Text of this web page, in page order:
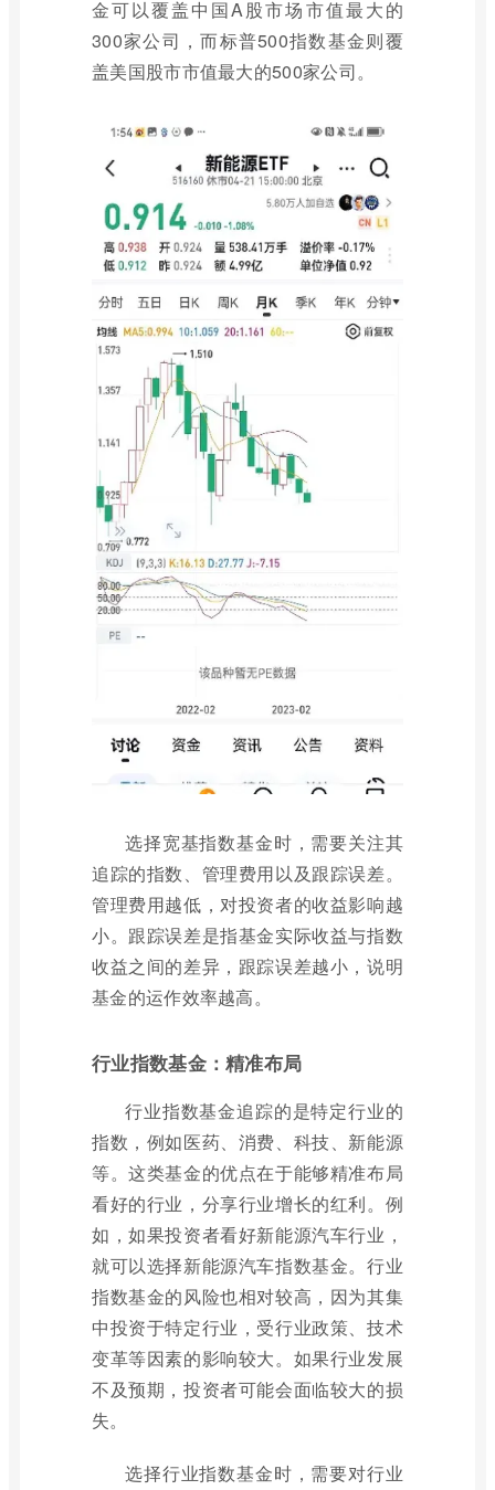
金可以覆盖中国A股市场市值最大的
300家公司，而标普500指数基金则覆
盖美国股市市值最大的500家公司。
选择宽基指数基金时，需要关注其
追踪的指数、管理费用以及跟踪误差。
管理费用越低，对投资者的收益影响越
小。跟踪误差是指基金实际收益与指数
收益之间的差异，跟踪误差越小，说明
基金的运作效率越高。
行业指数基金：精准布局
行业指数基金追踪的是特定行业的
指数，例如医药、消费、科技、新能源
等。这类基金的优点在于能够精准布局
看好的行业，分享行业增长的红利。例
如，如果投资者看好新能源汽车行业，
就可以选择新能源汽车指数基金。行业
指数基金的风险也相对较高，因为其集
中投资于特定行业，受行业政策、技术
变革等因素的影响较大。如果行业发展
不及预期，投资者可能会面临较大的损
失。
选择行业指数基金时，需要对行业